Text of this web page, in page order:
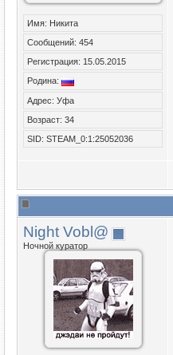
Имя: Никита
Сообщений: 454
Регистрация: 15.05.2015
Родина:
Адрес: Уфа
Возраст: 34
SID: STEAM_0:1:25052036
Night Vobl@
Ночной куратор